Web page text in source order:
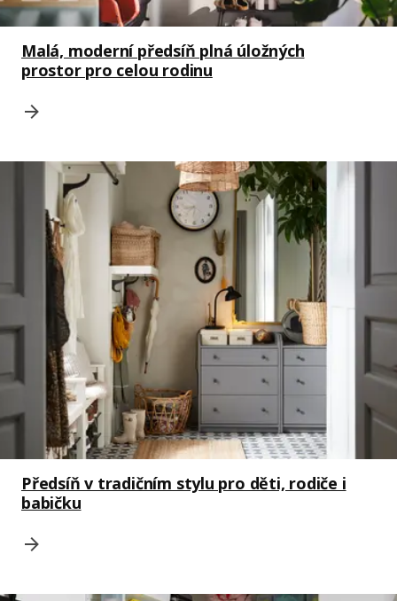
Malá, moderní předsíň plná úložných
prostor pro celou rodinu
Předsíň v tradičním stylu pro děti, rodiče i
babičku